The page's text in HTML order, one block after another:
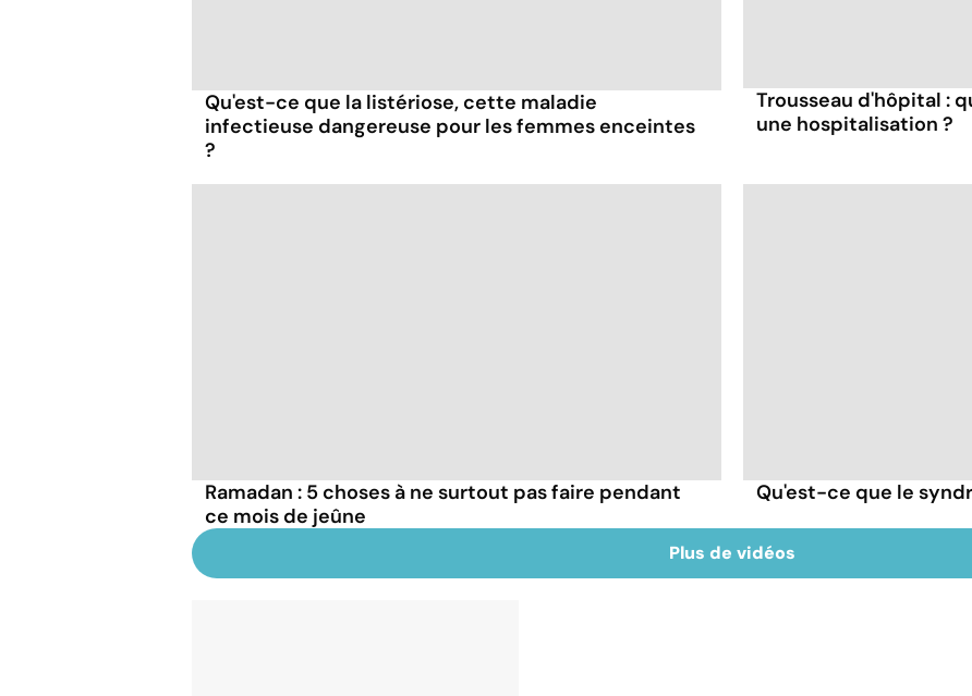
Qu'est-ce que la listériose, cette maladie
infectieuse dangereuse pour les femmes enceintes
?
Trousseau d'hôpital :
une hospitalisation ?
Ramadan : 5 choses à ne surtout pas faire pendant
ce mois de jeûne
Qu'est-ce que le
Plus de vidéos